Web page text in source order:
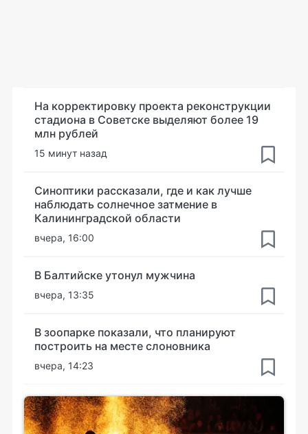
На корректировку проекта реконструкции
стадиона в Советске выделяют более 19
млн рублей
15 минут назад
Синоптики рассказали, где и как лучше
наблюдать солнечное затмение в
Калининградской области
вчера, 16:00
В Балтийске утонул мужчина
вчера, 13:35
В зоопарке показали, что планируют
построить на месте слоновника
вчера, 14:23